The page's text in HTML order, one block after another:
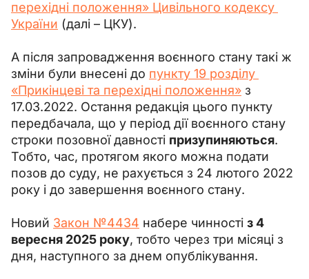
перехідні положення» Цивільного кодексу
України (далі – ЦКУ).
А після запровадження воєнного стану такі ж
зміни були внесені до пункту 19 розділу
«Прикінцеві та перехідні положення» з
17.03.2022. Остання редакція цього пункту
передбачала, що у період дії воєнного стану
строки позовної давності призупиняються.
Тобто, час, протягом якого можна подати
позов до суду, не рахується з 24 лютого 2022
року і до завершення воєнного стану.
Новий Закон №4434 набере чинності з 4
вересня 2025 року, тобто через три місяці з
дня, наступного за днем опублікування.